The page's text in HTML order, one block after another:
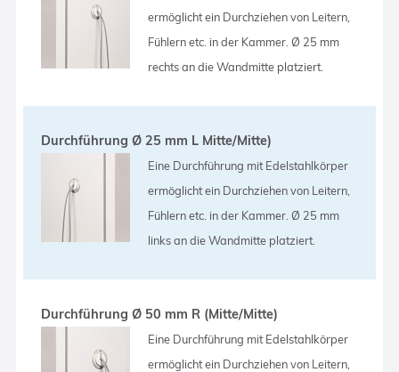
ermöglicht ein Durchziehen von Leitern,
Fühlern etc. in der Kammer. Ø 25 mm
rechts an die Wandmitte platziert.
Durchführung Ø 25 mm L Mitte/Mitte)
Eine Durchführung mit Edelstahlkörper
ermöglicht ein Durchziehen von Leitern,
Fühlern etc. in der Kammer. Ø 25 mm
links an die Wandmitte platziert.
Durchführung Ø 50 mm R (Mitte/Mitte)
Eine Durchführung mit Edelstahlkörper
ermöglicht ein Durchziehen von Leitern,